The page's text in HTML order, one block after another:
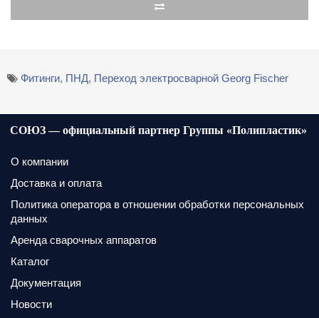
Фитинги, ПНД, Переход электросварной Georg Fischer
СОЮЗ — официальный партнер Группы «Полипластик»
О компании
Доставка и оплата
Политика оператора в отношении обработки персональных
данных
Аренда сварочных аппаратов
Каталог
Документация
Новости